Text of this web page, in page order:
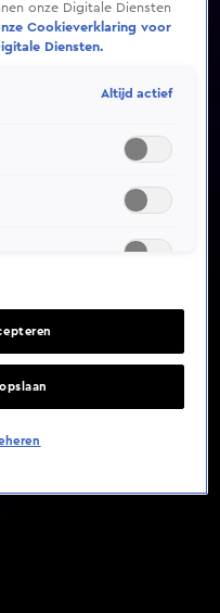
gevonden
onze Digitale Diensten
Cookieverklaring voor
Diensten.
Altijd actief